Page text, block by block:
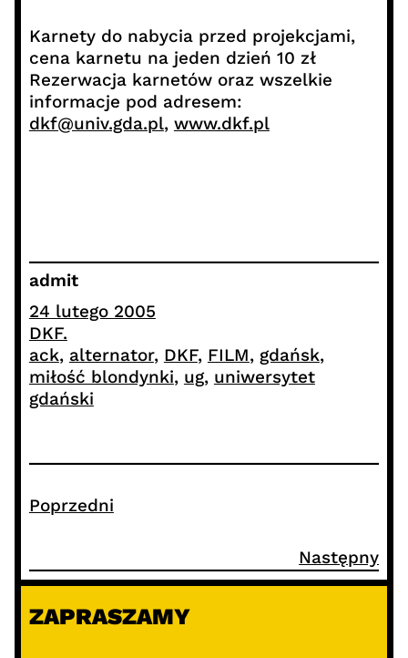
Karnety do nabycia przed projekcjami,
cena karnetu na jeden dzień 10 zł
Rezerwacja karnetów oraz wszelkie
informacje pod adresem:
dkf@univ.gda.pl, www.dkf.pl
admit
24 lutego 2005
DKF.
ack, alternator, DKF, FILM, gdańsk ,
miłość blondynki, ug, uniwersytet
gdański
Poprzedni
Następny
ZAPRASZAMY